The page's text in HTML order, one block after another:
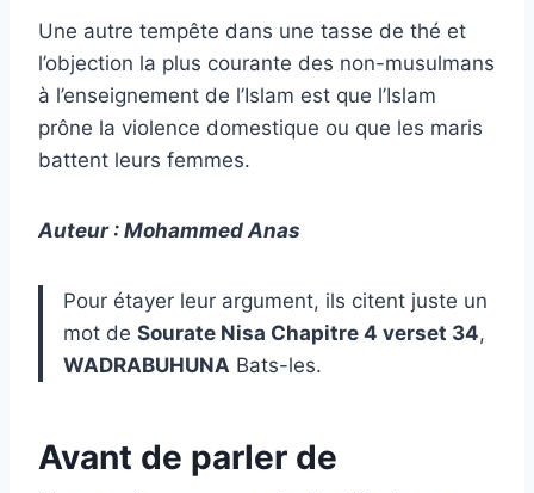
Une autre tempête dans une tasse de thé et
l’objection la plus courante des non-musulmans
à l’enseignement de l’Islam est que l’Islam
prône la violence domestique ou que les maris
battent leurs femmes.
Auteur : Mohammed Anas
Pour étayer leur argument, ils citent juste un
mot de Sourate Nisa Chapitre 4 verset 34,
WADRABUHUNA Bats-les.
Avant de parler de